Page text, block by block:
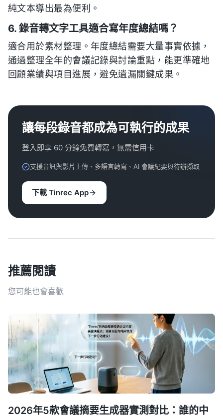
純文本導出最為便利。
6. 錄音轉文字工具適合寫年度總結嗎？
適合用於素材整理。年度總結需要大量事實依據，
通過整理全年的會議記錄與討論重點，能更準確地
回顧業績與項目進展，避免遺漏關鍵成果。
讓每段錄音都成為可執行的成果
登入即享 60 分鐘免費轉寫，無需信用卡
支援音訊與影片上傳、多語言轉寫、AI 會議紀要與待辦擷取
下載 Tinrec App
推薦閱讀
您可能也會喜歡
2026年5款會議摘要生成器實測對比：誰的中